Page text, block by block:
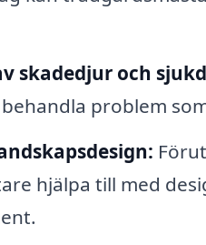
skadedjur och
problem
hjälpa till med